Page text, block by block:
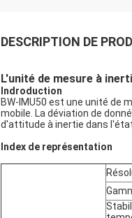
DESCRIPTION DE
L'unité de mesure à
Indroduction
BW-IMU50 est une unité de
mobile. La déviation de
d'attitude à inertie dans
Index de représentation